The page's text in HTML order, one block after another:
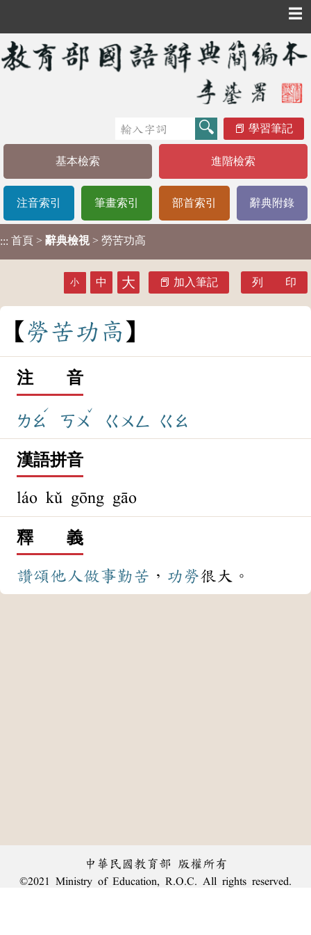
☰
學習筆記
基本檢索 進階檢索
注音索引 筆畫索引 部首索引 辭典附錄
::: 首頁 > 辭典檢視 > 勞苦功高
小 中 大 加入筆記 列 印
勞苦功 高
注 音
ㄌㄠ
ˊ
ㄎㄨ
ˇ
ㄍㄨㄥ ㄍㄠ
漢語拼音
láo kǔ gōng gāo
釋 義
讚頌他人做事勤苦 ， 功勞很大。
中華民國教育部 版權所有
©2021 Ministry of Education, R.O.C. All rights reserved.